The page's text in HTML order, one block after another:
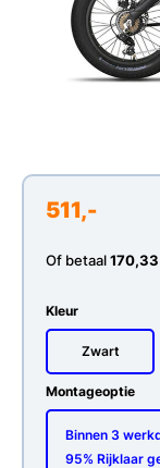
511,-
Of betaal170,33
Kleur
Zwart
Montageoptie
Binnen 3
95% Rijklaar